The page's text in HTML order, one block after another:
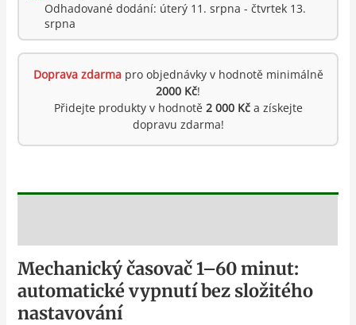
Odhadované dodání: úterý 11. srpna - čtvrtek 13.
srpna
Doprava zdarmapro objednávky v hodnotě minimálně
2000 Kč!
Přidejte produkty v hodnotě 2 000 Kča získejte
dopravu zdarma!
Mechanický časovač 1–60 minut:
automatické vypnutí bez složitého
nastavování